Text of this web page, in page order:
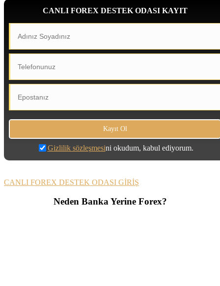
CANLI FOREX DESTEK ODASI KAYIT
Gizlilik sözleşmesini okudum, kabul ediyorum.
CANLI FOREX DESTEK ODASI GİRİŞ
Neden Banka Yerine Forex?